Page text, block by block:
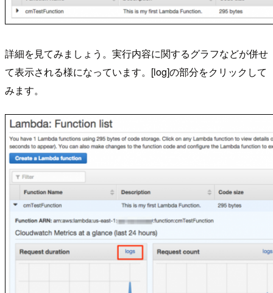
詳細を見てみましょう。実行内容に関するグラフなどが併せ
て表示される様になっています。[log]の部分をクリックして
みます。